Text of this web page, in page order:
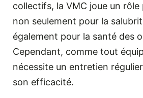
collectifs, la VMC joue un
non seulement pour la
également pour la santé des
Cependant, comme tout
nécessite un entretien
son efficacité.